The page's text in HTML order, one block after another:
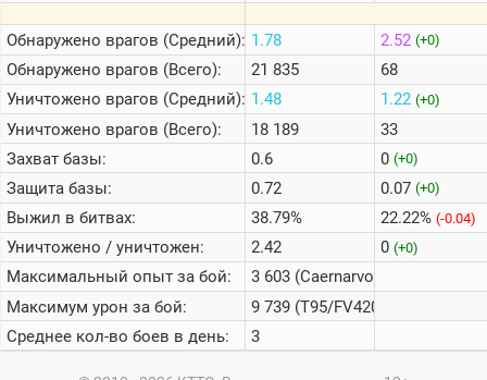
Обнаружено врагов (Средний):
Обнаружено врагов (Всего):
Уничтожено врагов (Средний):
Уничтожено врагов (Всего):
Захват базы:
Защита базы:
Выжил в битвах:
Уничтожено / уничтожен:
Максимальный опыт за бой:
Максимум урон за бой:
Среднее кол-во боев в день:
1.78
21 835
1.48
18 189
0.6
0.72
38.79%
2.42
3 603 (Caernarvon)
9 739 (T95/FV4201 Chieftain)
3
2.52 (+0)
68
1.22 (+0)
33
0 (+0)
0.07 (+0)
22.22% (-0.04)
0 (+0)